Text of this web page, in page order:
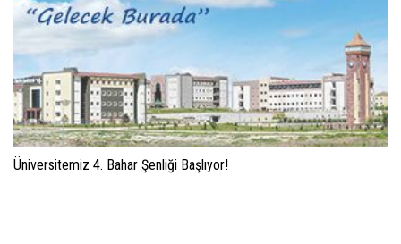
Üniversitemiz 4. Bahar Şenliği Başlıyor!